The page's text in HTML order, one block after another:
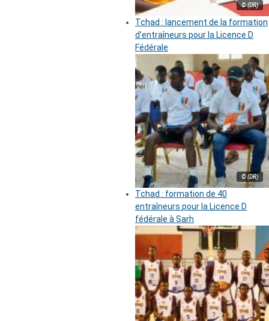
© (DR)
Tchad : lancement de la formation
d’entraîneurs pour la Licence D
Fédérale
© (DR)
Tchad : formation de 40
entraîneurs pour la Licence D
fédérale à Sarh